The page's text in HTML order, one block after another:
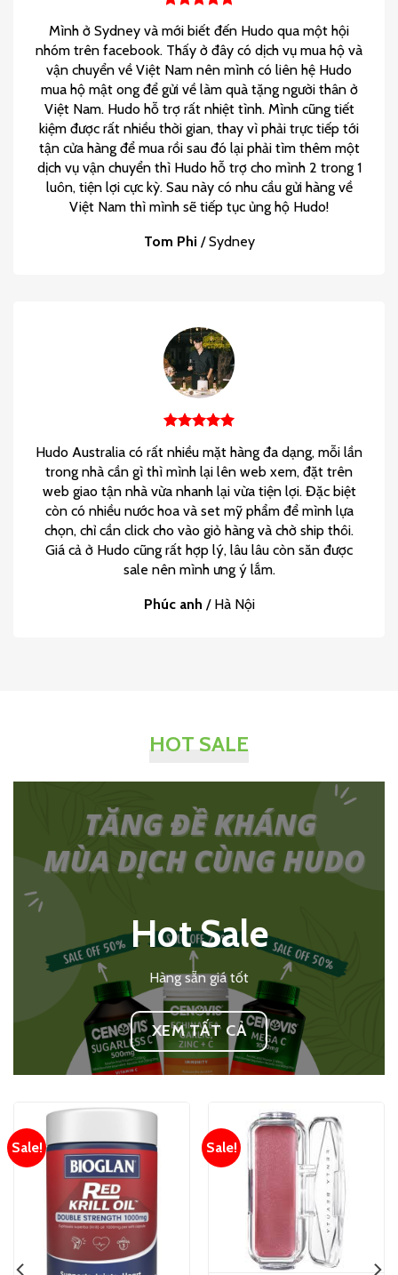
Mình ở Sydney và mới biết đến Hudo qua một hội
nhóm trên facebook. Thấy ở đây có dịch vụ mua hộ và
vận chuyển về Việt Nam nên mình có liên hệ Hudo
mua hộ mật ong để gửi về làm quà tặng người thân ở
Việt Nam. Hudo hỗ trợ rất nhiệt tình. Mình cũng tiết
kiệm được rất nhiều thời gian, thay vì phải trực tiếp tới
tận cửa hàng để mua rồi sau đó lại phải tìm thêm một
dịch vụ vận chuyển thì Hudo hỗ trợ cho mình 2 trong 1
luôn, tiện lợi cực kỳ. Sau này có nhu cầu gửi hàng về
Việt Nam thì mình sẽ tiếp tục ủng hộ Hudo!
Tom Phi /Sydney
Hudo Australia có rất nhiều mặt hàng đa dạng, mỗi lần
trong nhà cần gì thì mình lại lên web xem, đặt trên
web giao tận nhà vừa nhanh lại vừa tiện lợi. Đặc biệt
còn có nhiều nước hoa và set mỹ phẩm để mình lựa
chọn, chỉ cần click cho vào giỏ hàng và chờ ship thôi.
Giá cả ở Hudo cũng rất hợp lý, lâu lâu còn săn được
sale nên mình ưng ý lắm.
Phúc anh / Hà Nội
HOT SALE
Hot Sale
Hàng sẵn giá tốt
XEM TẤT CẢ
Sale! Sale!